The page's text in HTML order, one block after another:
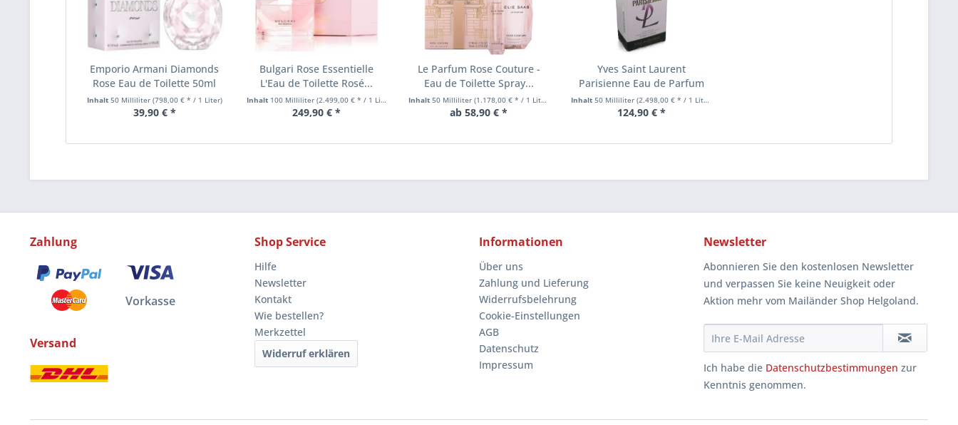
Emporio Armani Diamonds
Rose Eau de Toilette 50ml
Inhalt 50 Milliliter (798,00 € * / 1 Liter)
39,90 € *
Bulgari Rose Essentielle
L'Eau de Toilette Rosé...
Inhalt 100 Milliliter (2.499,00 € * / 1 Liter)
249,90 € *
Le Parfum Rose Couture -
Eau de Toilette Spray...
Inhalt50 Milliliter(1.178,00 € * / 1 Liter)
ab 58,90 € *
Yves Saint Laurent
Parisienne Eau de Parfum
50ml
Inhalt 50 Milliliter (2.498,00 € * / 1 Liter)
124,90 € *
Zahlung
Vorkasse
Versand
Shop Service
Hilfe
Newsletter
Kontakt
Wie bestellen?
Merkzettel
Widerruf erklären
Informationen
Über uns
Zahlung und Lieferung
Widerrufsbelehrung
Cookie-Einstellungen
AGB
Datenschutz
Impressum
Newsletter
Abonnieren Sie den kostenlosen Newsletter
und verpassen Sie keine Neuigkeit oder
Aktion mehr vom Mailänder Shop Helgoland.
Ich habe die Datenschutzbestimmungen zur
Kenntnis genommen.